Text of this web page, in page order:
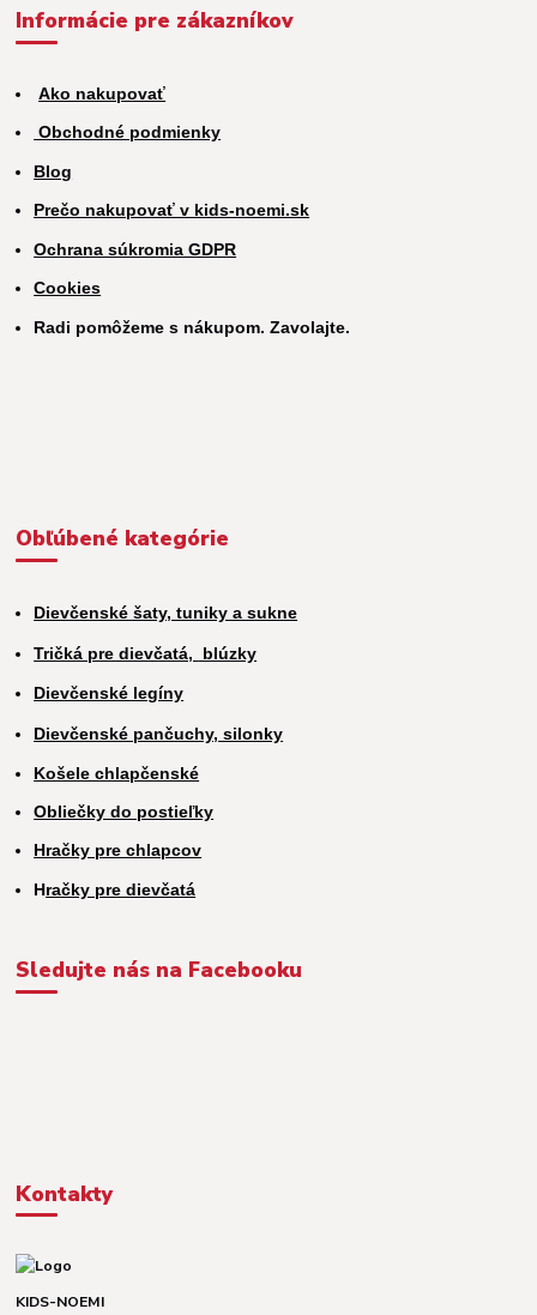
Informácie pre zákazníkov
Ako nakupovať
Obchodné podmienky
Blog
Prečo nakupovať v kids-noemi.sk
Ochrana súkromia GDPR
Cookies
Radi pomôžeme s nákupom. Zavolajte.
Obľúbené kategórie
Dievčenské šaty, tuniky a sukne
Tričká pre dievčatá, blúzky
Dievčenské legíny
Dievčenské pančuchy, silonky
Košele chlapčenské
Obliečky do postieľky
Hračky pre chlapcov
Hračky pre dievčatá
Sledujte nás na Facebooku
Kontakty
KIDS-NOEMI